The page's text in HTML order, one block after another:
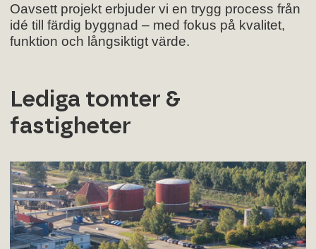
Oavsett projekt erbjuder vi en trygg process från
idé till färdig byggnad – med fokus på kvalitet,
funktion och långsiktigt värde.
Lediga tomter &
fastigheter